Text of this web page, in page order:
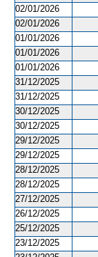
02/01/2026
02/01/2026
01/01/2026
01/01/2026
01/01/2026
31/12/2025
31/12/2025
30/12/2025
30/12/2025
29/12/2025
29/12/2025
28/12/2025
28/12/2025
27/12/2025
26/12/2025
25/12/2025
23/12/2025